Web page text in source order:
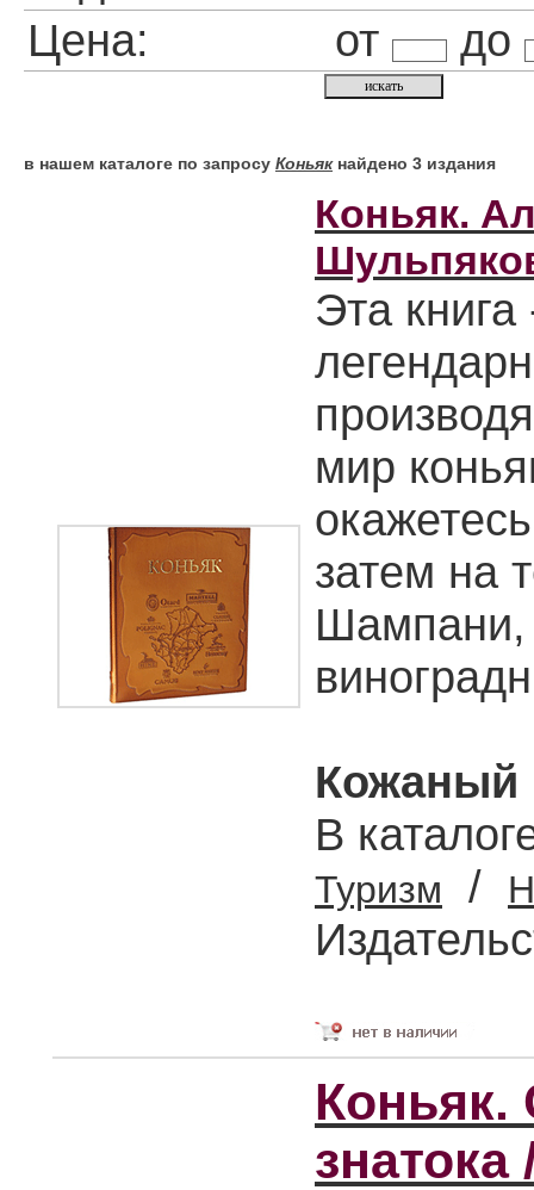
Цена:
от до
в нашем каталоге по запросу Коньякнайдено 3 издания
Коньяк.
Эта
мир
затем на
Шампани,
Кожаный
В
Туризм /
Коньяк.
знатока